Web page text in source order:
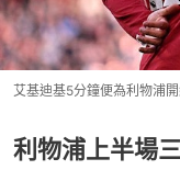
艾基迪基5分鐘便為利物浦
利物浦上半場